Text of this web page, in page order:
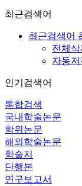
최근검색어
최근검색어
전체삭
자동저
인기검색어
통합검색
국내학술논문
학위논문
해외학술논문
학술지
단행본
연구보고서